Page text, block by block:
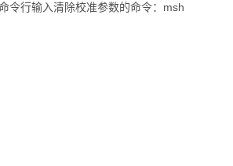
令行输入清除校准参数的命令：msh